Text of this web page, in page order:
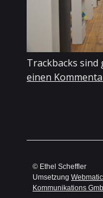
Trackbacks sind
einen
© Ethel Scheffler
UmsetzungWebmatic
Kommunikations